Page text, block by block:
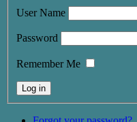
User Name
Password
Remember Me